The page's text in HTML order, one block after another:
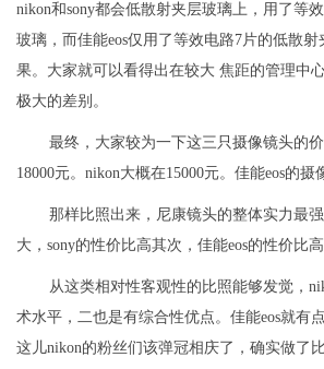
nikon和sony都会低散射夹层玻璃上，用了等
玻璃，而佳能eos仅用了等效电路7片的低散
果。大家就可以看得出在较大 焦距的管理中
极大的差别。
最终，大家较为一下这三只摄像镜头的
18000元。nikon大概在15000元。佳能eos的摄
那样比照出来，尼康镜头的整体实力最
大，sony的性价比高其次，佳能eos的性价比高
从这类相对性客观性的比照能够发觉，
术水平，二也是有综合性优点。佳能eos就有
这儿nikon的粉丝们该弹冠相庆了，确实做了